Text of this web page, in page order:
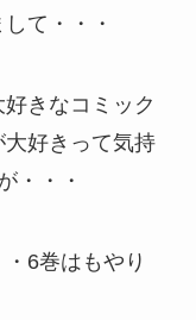
て・・・
きなコミック
好きって気持
・・・
6巻はもやり